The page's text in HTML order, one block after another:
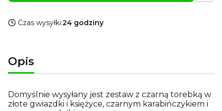
Czas wysyłki:24 godziny
Opis
Domyślnie wysyłany jest zestaw z czarną torebką w
złote gwiazdki i księżyce, czarnym karabińczykiem i